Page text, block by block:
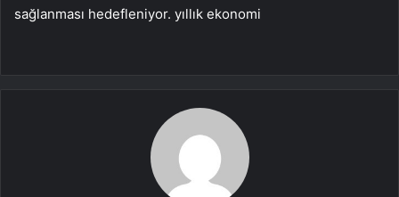
sağlanması hedefleniyor. yıllık ekonomi